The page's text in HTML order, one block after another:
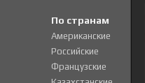
По странам
Американские
Российские
Французские